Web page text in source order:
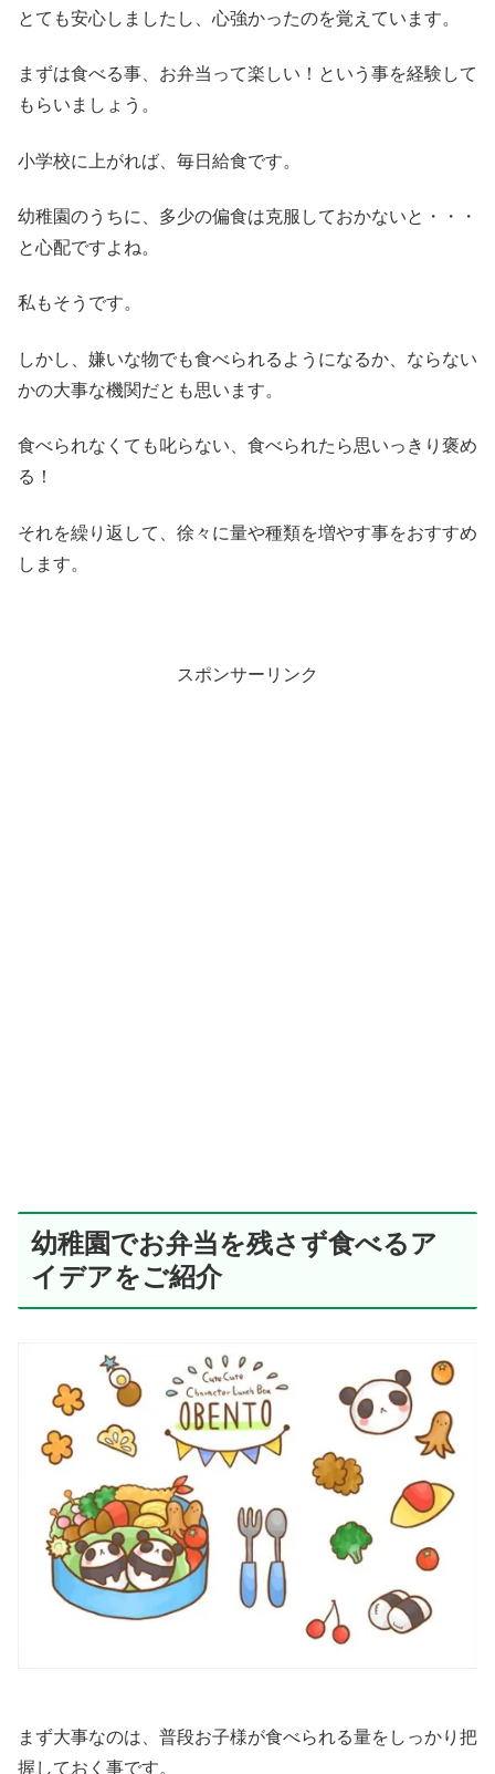
とても安心しましたし、心強かったのを覚えています。
まずは食べる事、お弁当って楽しい！という事を経験して
もらいましょう。
小学校に上がれば、毎日給食です。
幼稚園のうちに、多少の偏食は克服しておかないと・・・
と心配ですよね。
私もそうです。
しかし、嫌いな物でも食べられるようになるか、ならない
かの大事な機関だとも思います。
食べられなくても叱らない、食べられたら思いっきり褒め
る！
それを繰り返して、徐々に量や種類を増やす事をおすすめ
します。
スポンサーリンク
幼稚園でお弁当を残さず食べるア
イデアをご紹介
まず大事なのは、普段お子様が食べられる量をしっかり把
握しておく事です。